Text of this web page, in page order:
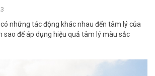
những tác động khác nhau đến tâm lý của
sao để áp dụng hiệu quả tâm lý màu sắc